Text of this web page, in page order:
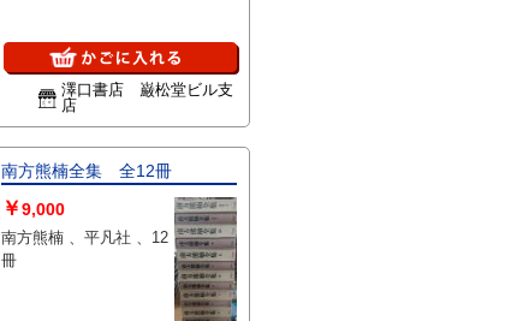
澤口書店 巌松堂ビル支
店
南方熊楠全集 全12冊
￥9,000
南方熊楠 、平凡社 、12
冊